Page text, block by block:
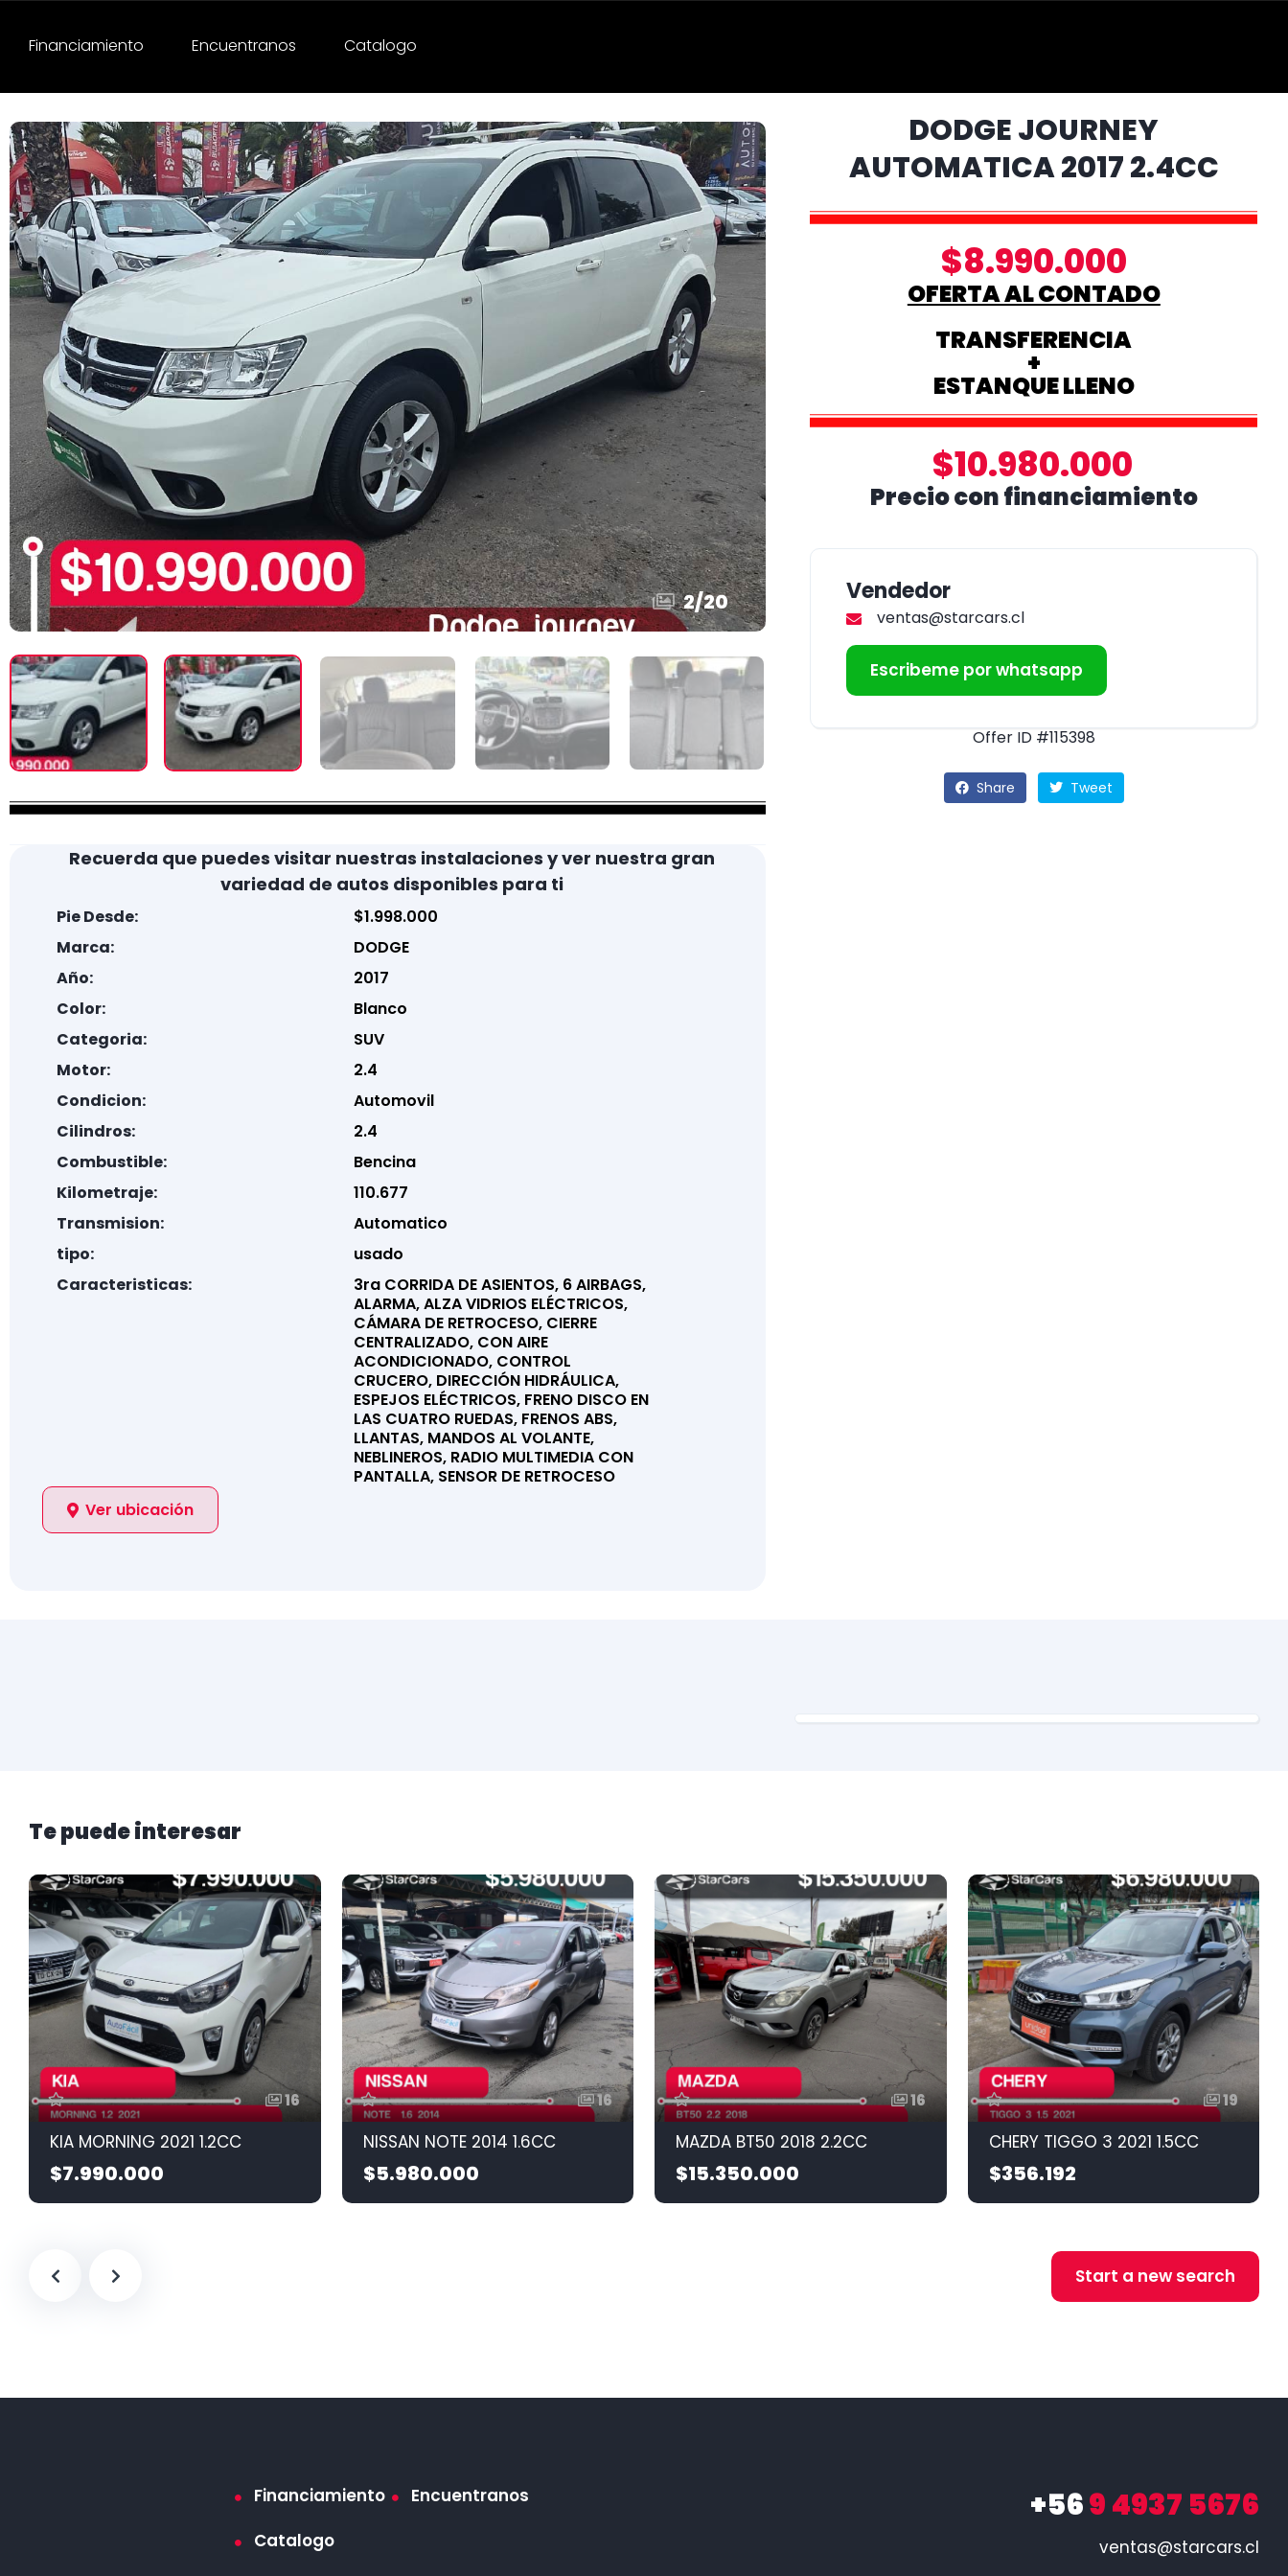
Financiamiento Encuentranos Catalogo
2/20
Recuerda que puedes visitar nuestras instalaciones y ver nuestra gran
variedad de autos disponibles para ti
Pie Desde:
$1.998.000
Marca:
DODGE
Año:
2017
Color:
Blanco
Categoria:
SUV
Motor:
2.4
Condicion:
Automovil
Cilindros:
2.4
Combustible:
Bencina
Kilometraje:
110.677
Transmision:
Automatico
tipo:
usado
Caracteristicas:
3ra CORRIDA DE ASIENTOS, 6 AIRBAGS,
ALARMA, ALZA VIDRIOS ELÉCTRICOS,
CÁMARA DE RETROCESO, CIERRE
CENTRALIZADO, CON AIRE
ACONDICIONADO, CONTROL
CRUCERO, DIRECCIÓN HIDRÁULICA,
ESPEJOS ELÉCTRICOS, FRENO DISCO EN
LAS CUATRO RUEDAS, FRENOS ABS,
LLANTAS, MANDOS AL VOLANTE,
NEBLINEROS, RADIO MULTIMEDIA CON
PANTALLA, SENSOR DE RETROCESO
Ver ubicación
DODGE JOURNEY
AUTOMATICA 2017 2.4CC
$8.990.000
OFERTA AL CONTADO
TRANSFERENCIA
+
ESTANQUE LLENO
$10.980.000
Precio con financiamiento
Vendedor
ventas@starcars.cl
Escribeme por whatsapp
Offer ID #115398
Share Tweet
Te puede interesar
16
KIA MORNING 2021 1.2CC
$7.990.000
16
NISSAN NOTE 2014 1.6CC
$5.980.000
16
MAZDA BT50 2018 2.2CC
$15.350.000
19
CHERY TIGGO 3 2021 1.5CC
$356.192
Start a new search
Financiamiento
Encuentranos
Catalogo
+569 4937 5676
ventas@starcars.cl